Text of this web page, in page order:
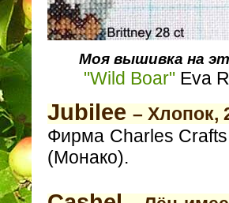
Моя вышивка на
"Wild Boar" Eva
Jubilee – Хлопок,
Фирма Charles
(Монако).